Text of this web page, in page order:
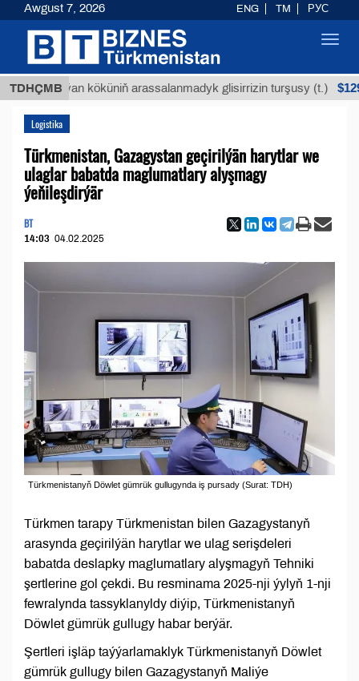
TDHÇMB
Buýan köküniň arassalanmadyk glisirrizin turşusy (t.) $12935,18
Logistika
Türkmenistan, Gazagystan geçirilýän harytlar we
ulaglar babatda maglumatlary alyşmagy
ýeňileşdirýär
BT
14:03 04.02.2025
Türkmenistanyň Döwlet gümrük gullugynda iş pursady (Surat: TDH)
Türkmen tarapy Türkmenistan bilen Gazagystanyň
arasynda geçirilýän harytlar we ulag serişdeleri
babatda deslapky maglumatlary alyşmagyň Tehniki
şertlerine gol çekdi. Bu resminama 2025-nji ýylyň 1-nji
fewralynda tassyklanyldy diýip, Türkmenistanyň
Döwlet gümrük gullugy habar berýär.
Şertleri işläp taýýarlamaklyk Türkmenistanyň Döwlet
gümrük gullugy bilen Gazagystanyň Maliýe
Awgust 7, 2026 ENG TM РУС